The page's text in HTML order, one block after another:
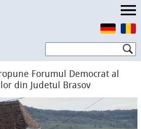
Forumul Democrat al
din Judetul Brasov